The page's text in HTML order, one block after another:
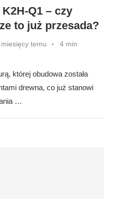
Q1 – czy
to już przesada?
temu
4 min
której obudowa została
drewna, co już stanowi
…